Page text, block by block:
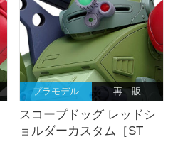
プラモデル 再 販
スコープドッグ レッドシ
ョルダーカスタム［ST